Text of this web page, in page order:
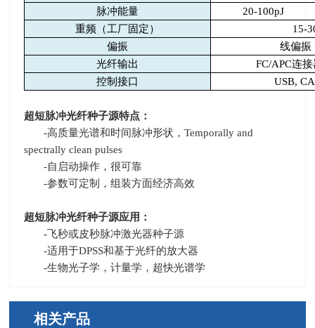
脉冲能量
20-100pJ
重频（工厂固定）
15-
偏振
线偏振
光纤输出
FC/APC连
控制接口
USB,
超短脉冲光纤种子源特点：
-高质量光谱和时间脉冲形状，Temporally and
spectrally clean pulses
-自启动操作，很可靠
-参数可定制，组装方面经济高效
超短脉冲光纤种子源应用：
-飞秒或皮秒脉冲激光器种子源
-适用于DPSS和基于光纤的放大器
-生物光子学，计量学，超快光谱学
相关产品